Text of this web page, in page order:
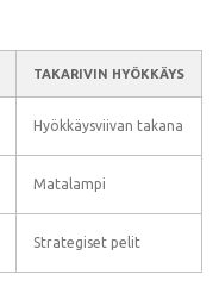
TAKARIVIN HYÖKKÄYS
Hyökkäysviivan takana
Matalampi
Strategiset pelit